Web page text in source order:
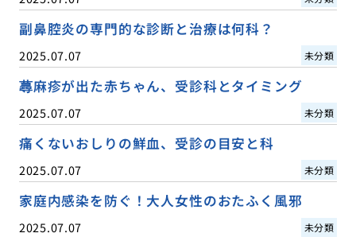
副鼻腔炎の専門的な診断と治療は何科？
2025.07.07 未分類
蕁麻疹が出た赤ちゃん、受診科とタイミング
2025.07.07 未分類
痛くないおしりの鮮血、受診の目安と科
2025.07.07 未分類
家庭内感染を防ぐ！大人女性のおたふく風邪
2025.07.07 未分類